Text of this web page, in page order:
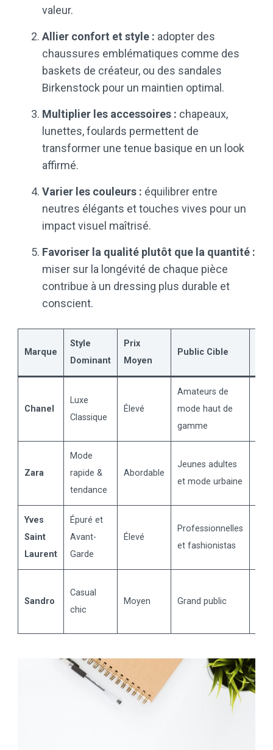
valeur.
Allier confort et style : adopter des
chaussures emblématiques comme des
baskets de créateur, ou des sandales
Birkenstock pour un maintien optimal.
Multiplier les accessoires : chapeaux,
lunettes, foulards permettent de
transformer une tenue basique en un look
affirmé.
Varier les couleurs : équilibrer entre
neutres élégants et touches vives pour un
impact visuel maîtrisé.
Favoriser la qualité plutôt que la quantité :
miser sur la longévité de chaque pièce
contribue à un dressing plus durable et
conscient.
Marque
Style
Dominant
Prix
Moyen
Public Cible
Chanel
Luxe
Classique
Élevé
Amateurs de
mode haut de
gamme
Zara
Mode
rapide &
tendance
Abordable
Jeunes adultes
et mode urbaine
Yves
Saint
Laurent
Épuré et
Avant-
Garde
Élevé
Professionnelles
et fashionistas
Sandro
Casual
chic
Moyen Grand public